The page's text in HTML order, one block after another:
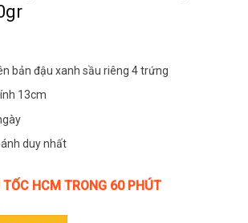
bản đậu xanh sầu riêng 4 trứng
13cm
duy nhất
TỐC HCM TRONG 60 PHÚT